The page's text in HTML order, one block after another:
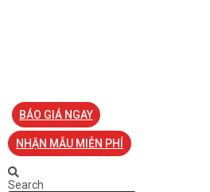
BÁO GIÁ NGAY
NHẬN MẪU MIỄN PHÍ
Search